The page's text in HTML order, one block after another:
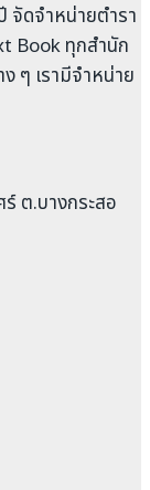
จัดจำหน่ายตำรา
Book ทุกสำนัก
ๆ เรามีจำหน่าย
ต.บางกระสอ